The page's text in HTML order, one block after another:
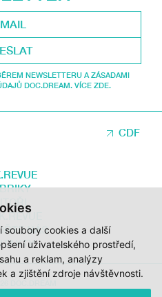
cookies a další
uživatelského prostředí,
a reklam, analýzy
a zjištění zdroje návštěvnosti.
NEWSLETTERU A ZÁSADAMI
DOC.DREAM. VÍCE ZDE.
CDF
NÁS